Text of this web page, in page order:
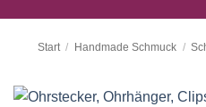
Start / Handmade Schmuck /